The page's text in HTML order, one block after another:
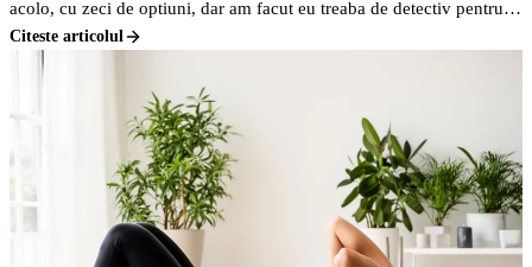
acolo, cu zeci de optiuni, dar am facut eu treaba de detectiv pentru
tine si am gasit cateva variante pe bune care merita atentia ta. Nu e
doar despre a evita chimicalele, ci si despre a gasi ceva eficient.
Citeste articolul